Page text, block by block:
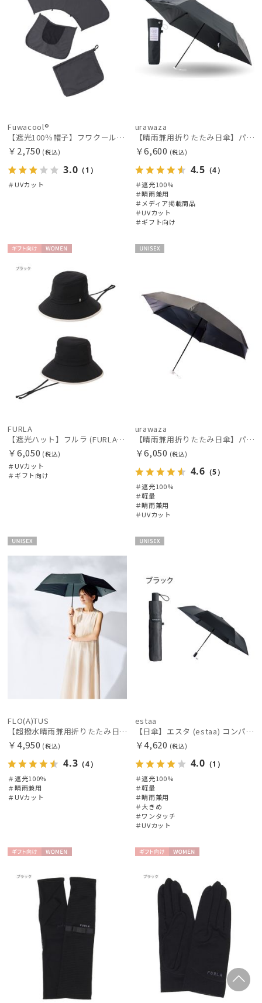
件
Fuwacool®
【遮光100％帽子】フワクール® (Fuwacool®) 別売り3点セット 遮光100 UV100
￥2,750 (税込)
3.0 （1）
＃UVカット
urawaza
【晴雨兼用折りたたみ日傘】パッとさして、サッとしまえる傘コワザ(kowaza) ライトプレーン 50 遮光100% UV100%
￥6,600 (税込)
4.5 （4）
＃遮光100%
＃晴雨兼用
＃メディア掲載商品
＃UVカット
＃ギフト向け
向け
FURLA
【遮光ハット】フルラ (FURLA) バイカラーサファリハット 遮光UV帽子
￥6,050 (税込)
＃UVカット
＃ギフト向け
urawaza
【晴雨兼用折りたたみ日傘】パッとさして、サッとしまえる傘コワザ(kowaza) プレーン 50 遮光100% UV100%
￥6,050 (税込)
4.6 （5）
＃遮光100%
＃軽量
＃晴雨兼用
＃UVカット
FLO(A)TUS
【超撥水晴雨兼用折りたたみ日傘】フロータス（FLO(A)TUS）プレーン 晴雨兼用 UV100 遮光100 簡単開閉
￥4,950 (税込)
4.3 （4）
＃遮光100%
＃晴雨兼用
＃UVカット
estaa
【日傘】エスタ (estaa) コンパクトワイド58 自動開閉傘 折りたたみ傘 軽量 晴雨兼用 遮光100％ UV100%
￥4,620 (税込)
4.0 （1）
＃遮光100%
＃軽量
＃晴雨兼用
＃大きめ
＃ワンタッチ
＃UVカット
向け
向け